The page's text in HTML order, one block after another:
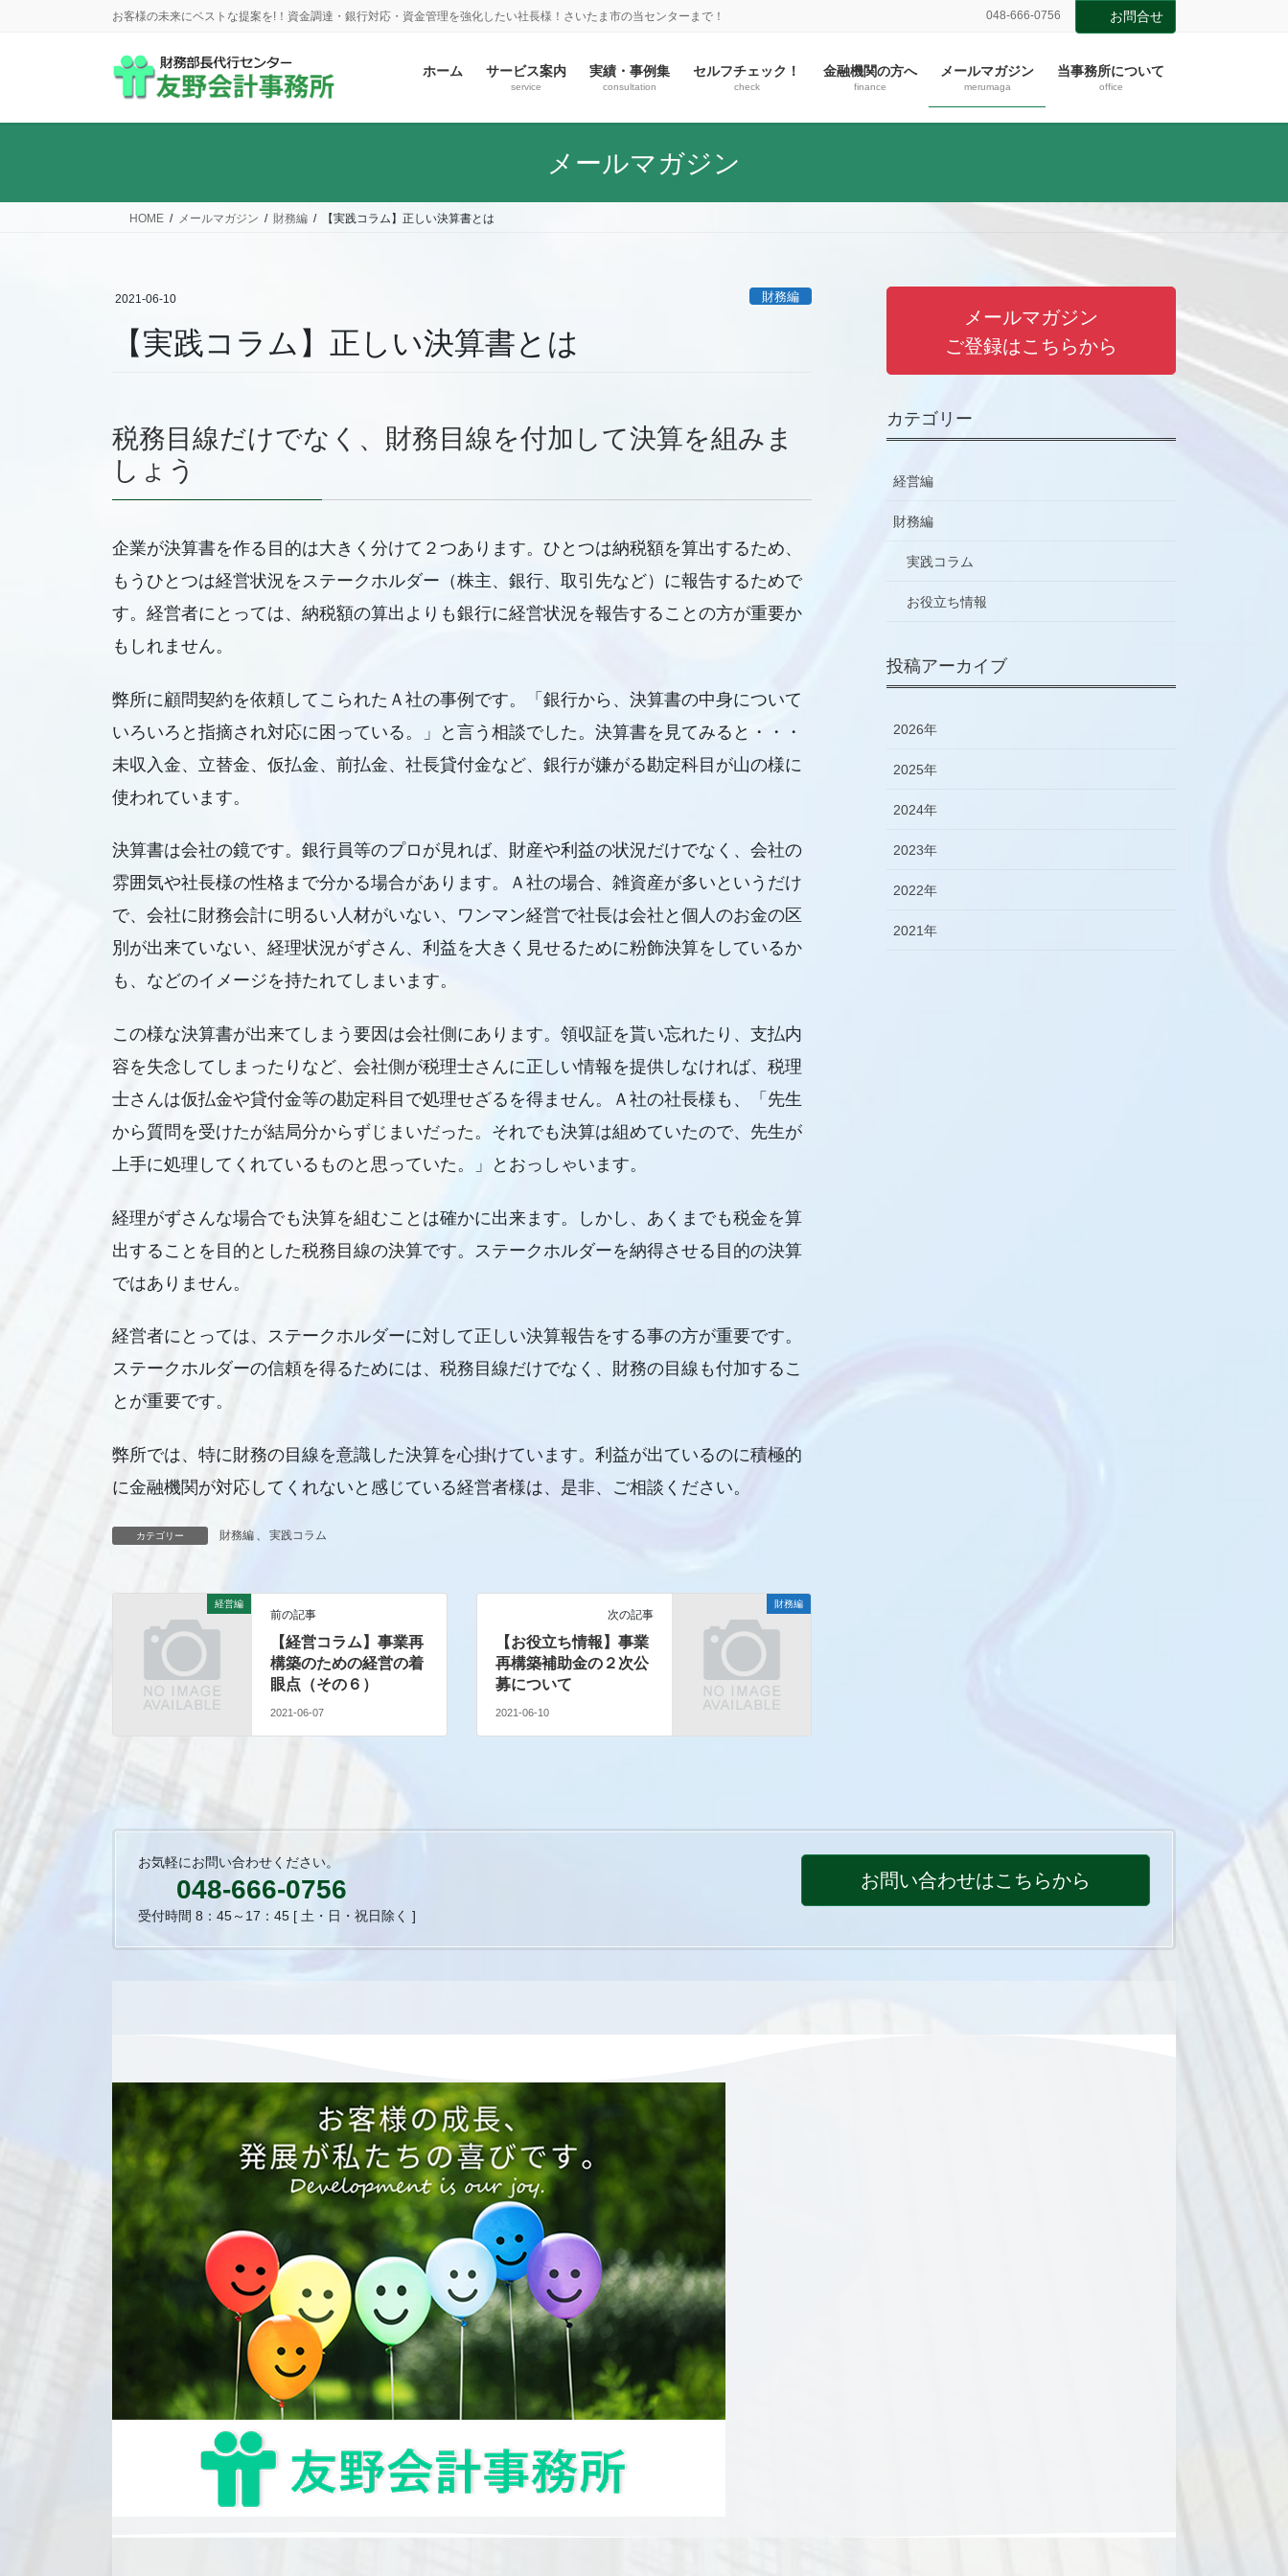
に
ョ
お客様の未来にベストな提案を!！資金調達・銀行対応・資金管理を強化したい社長様！さいたま市の当センターまで！ 048-666-0756 お問合せ
ホーム サービス案内
service
実績・事例集
consultation
セルフチェック！
check
金融機関の方へ
finance
メールマガジン
merumaga
当事務所について
office
メールマガジン
HOME メールマガジン 財務編 【実践コラム】正しい決算書とは
2021-06-10 財務編
【実践コラム】正しい決算書とは
税務目線だけでなく、財務目線を付加して決算を組みま
しょう
企業が決算書を作る目的は大きく分けて２つあります。ひとつは納税額を算出するため、
もうひとつは経営状況をステークホルダー（株主、銀行、取引先など）に報告するためで
す。経営者にとっては、納税額の算出よりも銀行に経営状況を報告することの方が重要か
もしれません。
弊所に顧問契約を依頼してこられたＡ社の事例です。「銀行から、決算書の中身について
いろいろと指摘され対応に困っている。」と言う相談でした。決算書を見てみると・・・
未収入金、立替金、仮払金、前払金、社長貸付金など、銀行が嫌がる勘定科目が山の様に
使われています。
決算書は会社の鏡です。銀行員等のプロが見れば、財産や利益の状況だけでなく、会社の
雰囲気や社長様の性格まで分かる場合があります。Ａ社の場合、雑資産が多いというだけ
で、会社に財務会計に明るい人材がいない、ワンマン経営で社長は会社と個人のお金の区
別が出来ていない、経理状況がずさん、利益を大きく見せるために粉飾決算をしているか
も、などのイメージを持たれてしまいます。
この様な決算書が出来てしまう要因は会社側にあります。領収証を貰い忘れたり、支払内
容を失念してしまったりなど、会社側が税理士さんに正しい情報を提供しなければ、税理
士さんは仮払金や貸付金等の勘定科目で処理せざるを得ません。Ａ社の社長様も、「先生
から質問を受けたが結局分からずじまいだった。それでも決算は組めていたので、先生が
上手に処理してくれているものと思っていた。」とおっしゃいます。
経理がずさんな場合でも決算を組むことは確かに出来ます。しかし、あくまでも税金を算
出することを目的とした税務目線の決算です。ステークホルダーを納得させる目的の決算
ではありません。
経営者にとっては、ステークホルダーに対して正しい決算報告をする事の方が重要です。
ステークホルダーの信頼を得るためには、税務目線だけでなく、財務の目線も付加するこ
とが重要です。
弊所では、特に財務の目線を意識した決算を心掛けています。利益が出ているのに積極的
に金融機関が対応してくれないと感じている経営者様は、是非、ご相談ください。
カテゴリー 財務編 、 実践コラム
経営編
前の記事
【経営コラム】事業再
構築のための経営の着
眼点（その６）
2021-06-07
財務編
次の記事
【お役立ち情報】事業
再構築補助金の２次公
募について
2021-06-10
メールマガジン
ご登録はこちらから
カテゴリー
経営編
財務編
実践コラム
お役立ち情報
投稿アーカイブ
2026年
2025年
2024年
2023年
2022年
2021年
お気軽にお問い合わせください。
048-666-0756
受付時間 8：45～17：45 [ 土・日・祝日除く ]
お問い合わせはこちらから